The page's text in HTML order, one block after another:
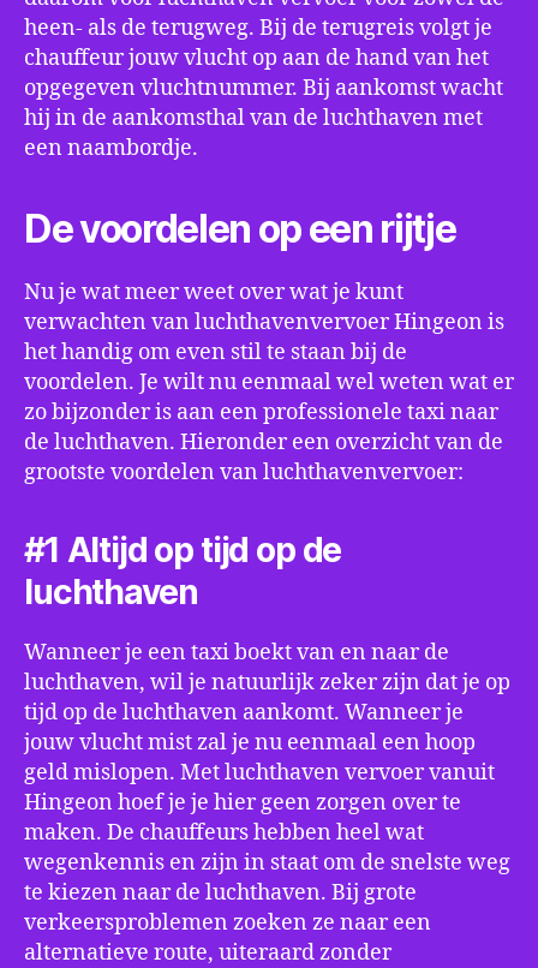
heen- als de terugweg. Bij de terugreis volgt je
chauffeur jouw vlucht op aan de hand van het
opgegeven vluchtnummer. Bij aankomst wacht
hij in de aankomsthal van de luchthaven met
een naambordje.
De voordelen op een rijtje
Nu je wat meer weet over wat je kunt
verwachten van luchthavenvervoer Hingeon is
het handig om even stil te staan bij de
voordelen. Je wilt nu eenmaal wel weten wat er
zo bijzonder is aan een professionele taxi naar
de luchthaven. Hieronder een overzicht van de
grootste voordelen van luchthavenvervoer:
#1 Altijd op tijd op de
luchthaven
Wanneer je een taxi boekt van en naar de
luchthaven, wil je natuurlijk zeker zijn dat je op
tijd op de luchthaven aankomt. Wanneer je
jouw vlucht mist zal je nu eenmaal een hoop
geld mislopen. Met luchthaven vervoer vanuit
Hingeon hoef je je hier geen zorgen over te
maken. De chauffeurs hebben heel wat
wegenkennis en zijn in staat om de snelste weg
te kiezen naar de luchthaven. Bij grote
verkeersproblemen zoeken ze naar een
alternatieve route, uiteraard zonder